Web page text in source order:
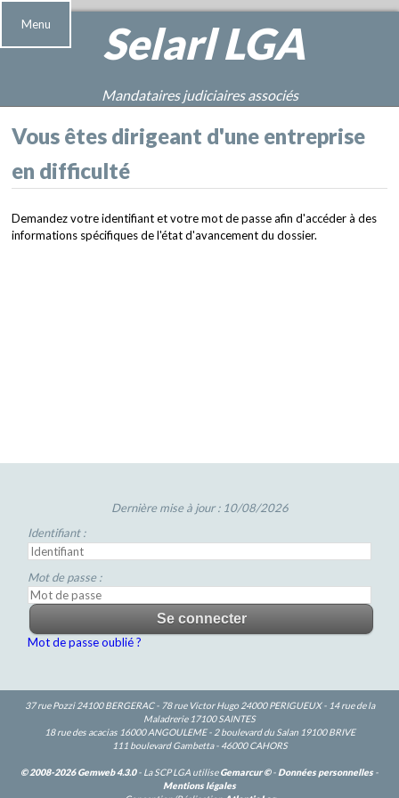
SelarlLGA
Mandataires judiciaires associés
Menu
Vous êtes dirigeant d'une entreprise
en difficulté
Demandez votre identifiant et votre mot de passe afin d'accéder à des
informations spécifiques de l'état d'avancement du dossier.
Dernière mise à jour : 10/08/2026
Identifiant :
Mot de passe :
Mot de passe oublié ?
37 rue Pozzi 24100 BERGERAC - 78 rue Victor Hugo 24000 PERIGUEUX - 14 rue de la
Maladrerie 17100 SAINTES
18 rue des acacias 16000 ANGOULEME - 2 boulevard du Salan 19100 BRIVE
111 boulevard Gambetta - 46000 CAHORS
© 2008-2026 Gemweb 4.3.0- La SCP LGA utiliseGemarcur ©- Données personnelles-
Mentions légales